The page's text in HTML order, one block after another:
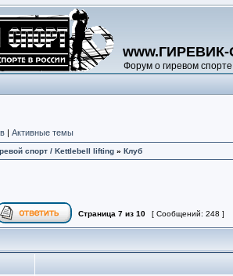
Форум о гиревом спорте
| Активные темы
спорт / Kettlebell lifting » Клуб
Страница 7 из 10 [ Сообщений: 248 ]